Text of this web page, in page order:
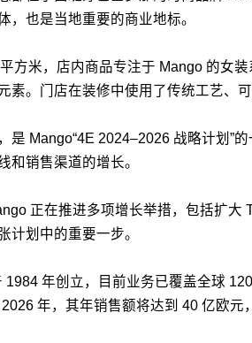
，也是当地重要的商业地标。
方米，店内商品专注于 Mango 的女
素。门店在装修中使用了传统工艺、
是 Mango“4E 2024–2026 战略计划”
和销售渠道的增长。
正在推进多项增长举措，包括扩
计划中的重要一步。
1984 年创立，目前业务已覆盖全球
年，其年销售额将达到 40 亿欧